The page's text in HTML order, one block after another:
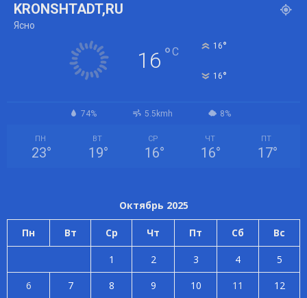
KRONSHTADT,RU
Ясно
16 °C 16°
16°
74% 5.5kmh 8%
ПН
23°
ВТ
19°
СР
16°
ЧТ
16°
ПТ
17°
Октябрь 2025
Пн Вт Ср Чт Пт Сб Вс
1 2 3 4
5
6
7 8 9 10 11 12